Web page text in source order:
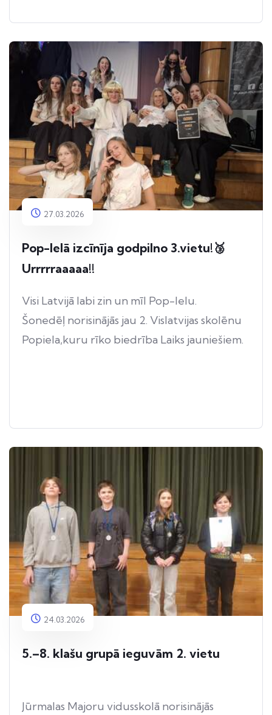
27.03.2026
Pop-Ielā izcīnīja godpilno 3.vietu!🥉
Urrrrraaaaa!!
Visi Latvijā labi zin un mīl Pop-Ielu.
Šonedēļ norisinājās jau 2. Vislatvijas skolēnu
Popiela,kuru rīko biedrība Laiks jauniešiem.
24.03.2026
5.–8. klašu grupā ieguvām 2. vietu
Jūrmalas Majoru vidusskolā norisinājās